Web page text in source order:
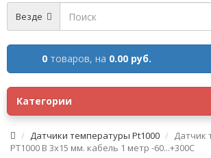
Везде
0 товаров, на 0.00 руб.
Категории
Датчики температуры Pt1000
Датчик
PT1000 B 3x15 мм. кабель 1 метр -60...+300C